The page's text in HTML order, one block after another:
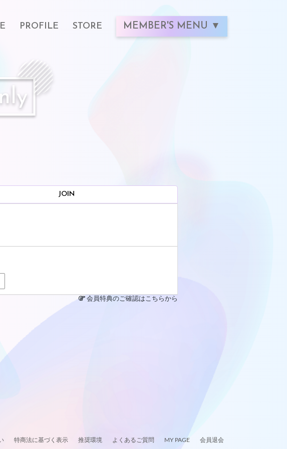
PROFILE STORE MEMBER'S MENU
JOIN
会員特典のご確認はこちらから
特商法に基づく表示 推奨環境 よくあるご質問 MY PAGE 会員退会